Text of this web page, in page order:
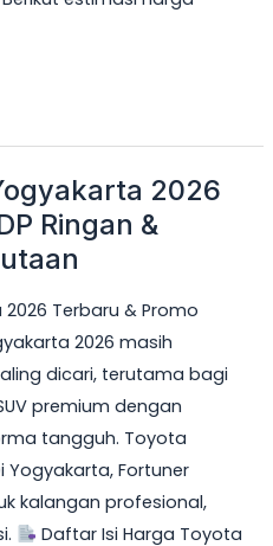
2026
Ringan &
Terbaru & Promo
2026 masih
dicari, terutama bagi
premium dengan
tangguh. Toyota
Yogyakarta, Fortuner
kalangan profesional,
Daftar Isi Harga Toyota